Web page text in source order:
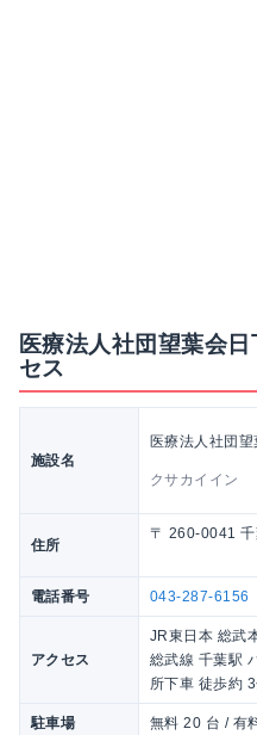
医療法人社団望葉会
セス
施設名
医療法人社団
クサカイイン
住所
〒 260-0041
電話番号 043-287-6156
アクセス
JR東日本 総武
総武線 千葉駅
所下車 徒歩約
駐車場 無料 20 台 / 有